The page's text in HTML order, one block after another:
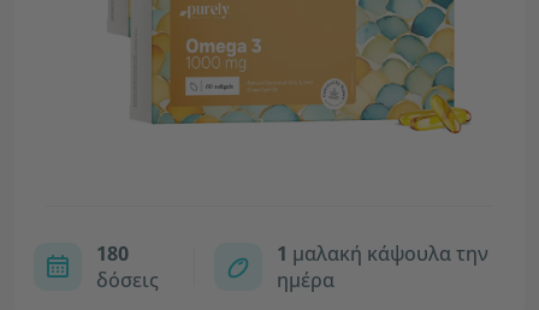
180
δόσεις
1 μαλακή κάψουλα την
ημέρα